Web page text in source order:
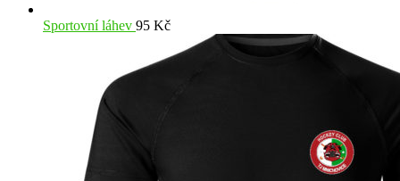
Sportovní láhev 95 Kč